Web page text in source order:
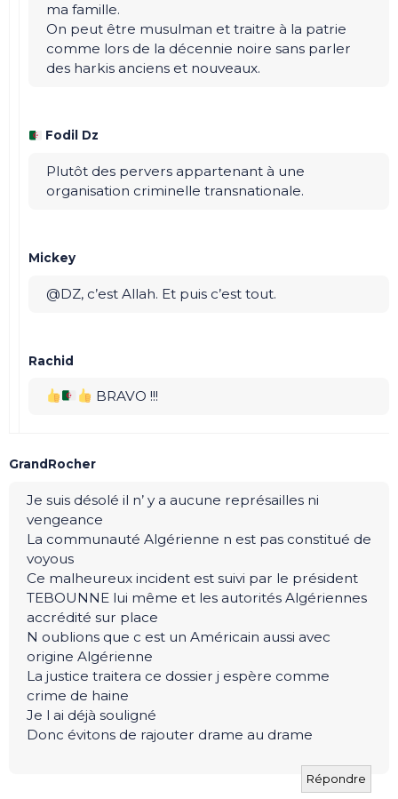
ma famille.
On peut être musulman et traitre à la patrie
comme lors de la décennie noire sans parler
des harkis anciens et nouveaux.
Fodil Dz
Plutôt des pervers appartenant à une
organisation criminelle transnationale.
Mickey
@DZ, c’est Allah. Et puis c’est tout.
Rachid
BRAVO !!!
GrandRocher
Je suis désolé il n’ y a aucune représailles ni
vengeance
La communauté Algérienne n est pas constitué de
voyous
Ce malheureux incident est suivi par le président
TEBOUNNE lui même et les autorités Algériennes
accrédité sur place
N oublions que c est un Américain aussi avec
origine Algérienne
La justice traitera ce dossier j espère comme
crime de haine
Je l ai déjà souligné
Donc évitons de rajouter drame au drame
Répondre